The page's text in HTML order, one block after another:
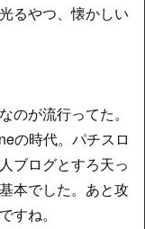
るやつ、懐かしい
のが流行ってた。
の時代。パチスロ
ブログとすろ天っ
本でした。あと攻
すね。